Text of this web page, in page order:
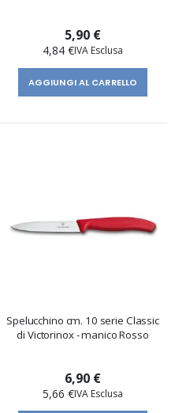
5,90 €
4,84 €
AGGIUNGI AL CARRELLO
Spelucchino cm. 10 serie Classic
di Victorinox - manico Rosso
6,90 €
5,66 €